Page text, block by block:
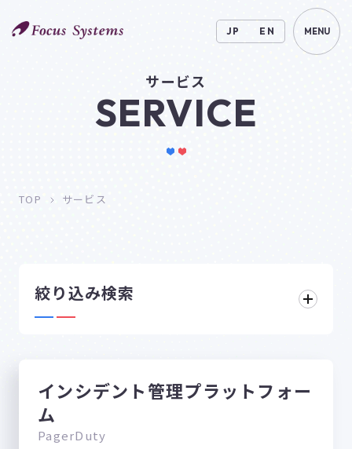
JP EN MENU
サービス
SERVICE
TOP サービス
絞り込み検索
インシデント管理プラットフォー
ム
PagerDuty